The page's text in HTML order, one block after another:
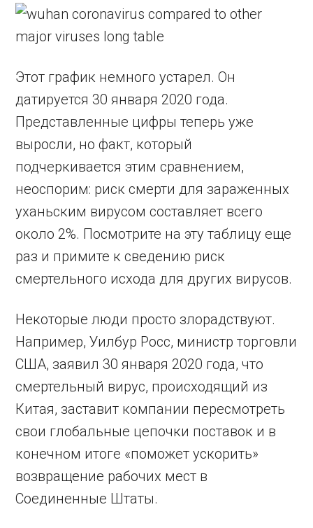
Этот график немного устарел. Он
датируется 30 января 2020 года.
Представленные цифры теперь уже
выросли, но факт, который
подчеркивается этим сравнением,
неоспорим: риск смерти для зараженных
уханьским вирусом составляет всего
около 2%. Посмотрите на эту таблицу еще
раз и примите к сведению риск
смертельного исхода для других вирусов.
Некоторые люди просто злорадствуют.
Например, Уилбур Росс, министр торговли
США, заявил 30 января 2020 года, что
смертельный вирус, происходящий из
Китая, заставит компании пересмотреть
свои глобальные цепочки поставок и в
конечном итоге «поможет ускорить»
возвращение рабочих мест в
Соединенные Штаты.